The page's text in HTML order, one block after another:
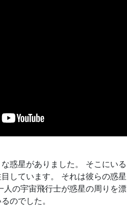
惑星がありました。 そこにいる
しています。 それは彼らの惑星
人の宇宙飛行士が惑星の周りを漂
のでした。